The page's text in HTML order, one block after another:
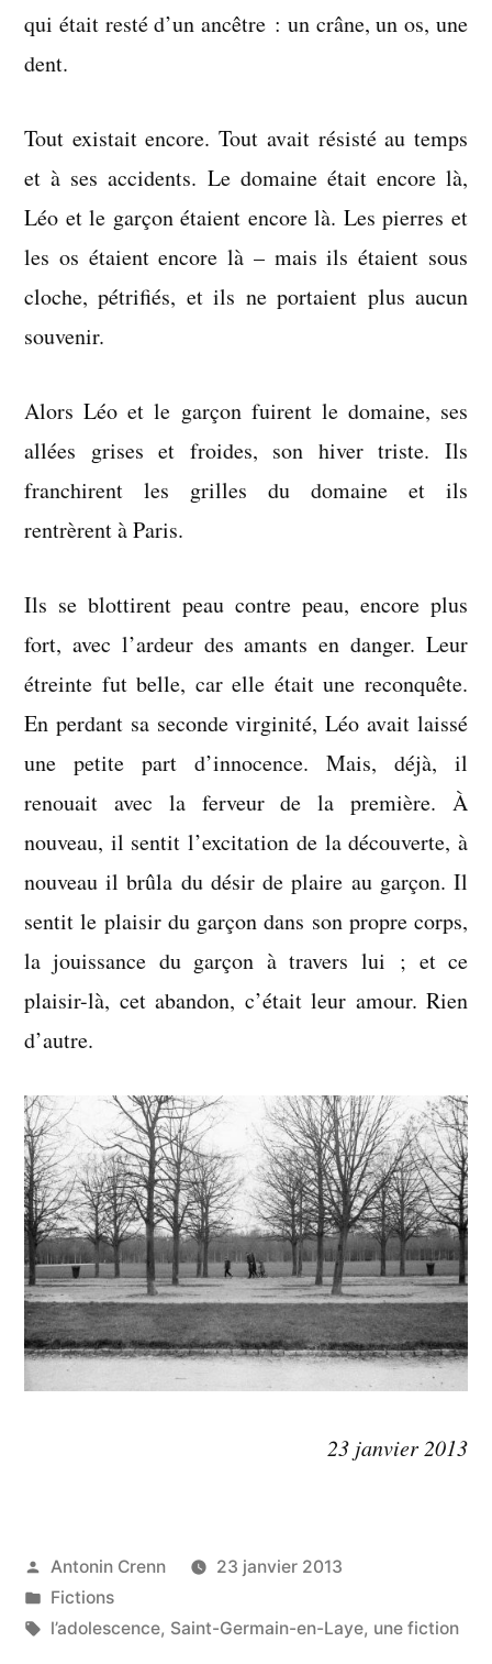
qui était resté d’un ancêtre : un crâne, un os, une
dent.
Tout existait encore. Tout avait résisté au temps
et à ses accidents. Le domaine était encore là,
Léo et le garçon étaient encore là. Les pierres et
les os étaient encore là – mais ils étaient sous
cloche, pétrifiés, et ils ne portaient plus aucun
souvenir.
Alors Léo et le garçon fuirent le domaine, ses
allées grises et froides, son hiver triste. Ils
franchirent les grilles du domaine et ils
rentrèrent à Paris.
Ils se blottirent peau contre peau, encore plus
fort, avec l’ardeur des amants en danger. Leur
étreinte fut belle, car elle était une reconquête.
En perdant sa seconde virginité, Léo avait laissé
une petite part d’innocence. Mais, déjà, il
renouait avec la ferveur de la première. À
nouveau, il sentit l’excitation de la découverte, à
nouveau il brûla du désir de plaire au garçon. Il
sentit le plaisir du garçon dans son propre corps,
la jouissance du garçon à travers lui ; et ce
plaisir-là, cet abandon, c’était leur amour. Rien
d’autre.
23 janvier 2013
Publié
par
Antonin Crenn
23 janvier 2013
Publié
dans
Fictions
Étiquettes :
l’adolescence, Saint-Germain-en-Laye, une fiction